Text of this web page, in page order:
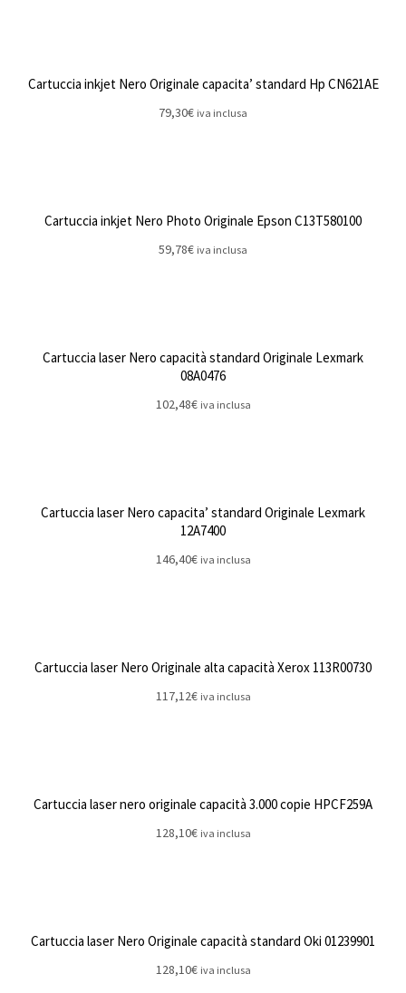
Cartuccia inkjet Nero Originale capacita’ standard Hp CN621AE
79,30€ iva inclusa
Cartuccia inkjet Nero Photo Originale Epson C13T580100
59,78€ iva inclusa
Cartuccia laser Nero capacità standard Originale Lexmark
08A0476
102,48€ iva inclusa
Cartuccia laser Nero capacita’ standard Originale Lexmark
12A7400
146,40€ iva inclusa
Cartuccia laser Nero Originale alta capacità Xerox 113R00730
117,12€ iva inclusa
Cartuccia laser nero originale capacità 3.000 copie HPCF259A
128,10€ iva inclusa
Cartuccia laser Nero Originale capacità standard Oki 01239901
128,10€ iva inclusa